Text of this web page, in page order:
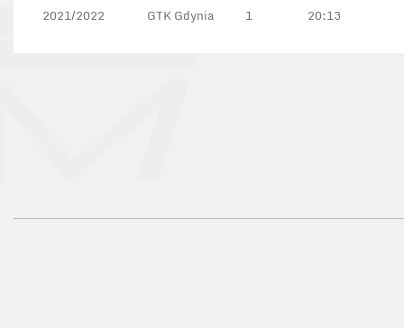
2021/2022
GTK Gdynia 1 20:13